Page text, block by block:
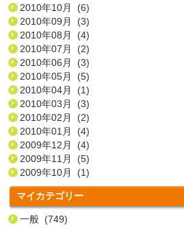
2010年10月 (6)
2010年09月 (3)
2010年08月 (4)
2010年07月 (2)
2010年06月 (3)
2010年05月 (5)
2010年04月 (1)
2010年03月 (3)
2010年02月 (2)
2010年01月 (4)
2009年12月 (4)
2009年11月 (5)
2009年10月 (1)
マイカテゴリー
一般 (749)